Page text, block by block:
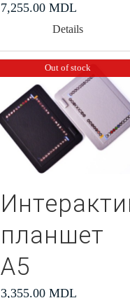
7,255.00 MDL
Details
Out of stock
планшет
А5
3,355.00 MDL